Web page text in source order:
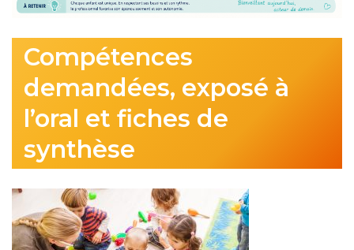
Compétences
demandées, exposé à
l’oral et fiches de
synthèse